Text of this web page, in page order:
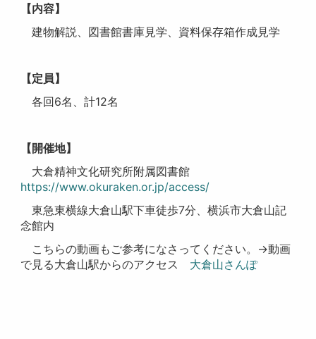
【内容】
建物解説、図書館書庫見学、資料保存箱作成見学
【定員】
各回6名、計12名
【開催地】
大倉精神文化研究所附属図書館
https://www.okuraken.or.jp/access/
東急東横線大倉山駅下車徒歩7分、横浜市大倉山記
念館内
こちらの動画もご参考になさってください。→動画
で見る大倉山駅からのアクセス 大倉山さんぽ